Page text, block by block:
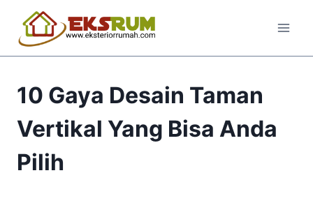
10 Gaya Desain Taman
Vertikal Yang Bisa Anda
Pilih